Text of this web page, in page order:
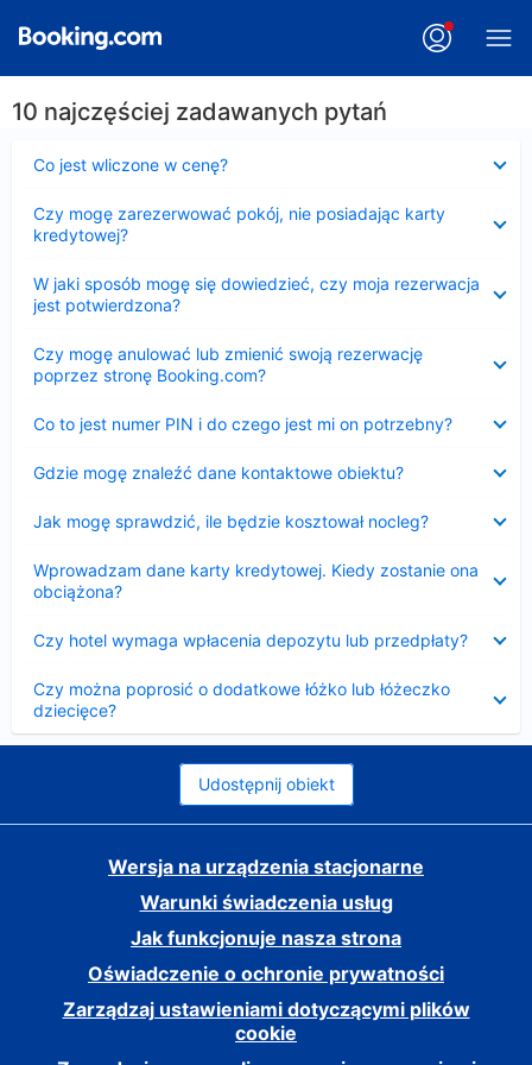
10 najczęściej zadawanych pytań
Co jest wliczone w cenę?
Czy mogę zarezerwować pokój, nie posiadając karty
kredytowej?
W jaki sposób mogę się dowiedzieć, czy moja rezerwacja
jest potwierdzona?
Czy mogę anulować lub zmienić swoją rezerwację
poprzez stronę Booking.com?
Co to jest numer PIN i do czego jest mi on potrzebny?
Gdzie mogę znaleźć dane kontaktowe obiektu?
Jak mogę sprawdzić, ile będzie kosztował nocleg?
Wprowadzam dane karty kredytowej. Kiedy zostanie ona
obciążona?
Czy hotel wymaga wpłacenia depozytu lub przedpłaty?
Czy można poprosić o dodatkowe łóżko lub łóżeczko
dziecięce?
Udostępnij obiekt
Wersja na urządzenia stacjonarne
Warunki świadczenia usług
Jak funkcjonuje nasza strona
Oświadczenie o ochronie prywatności
Zarządzaj ustawieniami dotyczącymi plików
cookie